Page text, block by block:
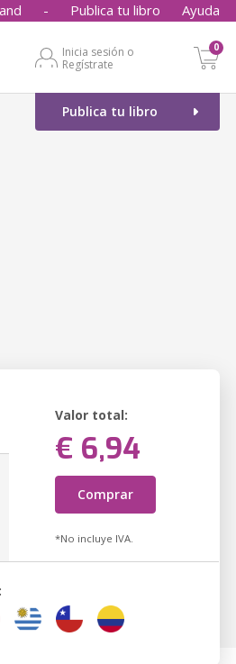
- Publica tu libro Ayuda
Inicia sesión o
Regístrate
0
Publica tu libro
Valor total:
€ 6,94
Comprar
*No incluye IVA.